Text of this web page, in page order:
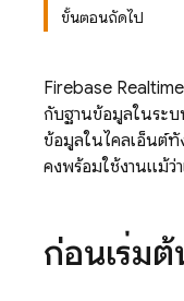
ขั้นตอนถัดไป
Firebase
กับฐานข้อมูลในระบ
ข้อมูลในไคลเอ็นต์
คงพร้อมใช้งานแม้
ก่อนเริ่ม